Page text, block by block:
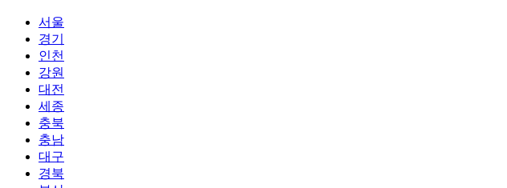
서울
경기
인천
강원
대전
세종
충북
충남
대구
경북